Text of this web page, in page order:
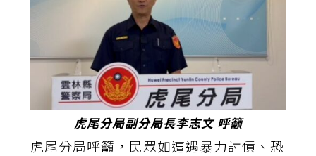
虎尾分局副分局長李志文 呼籲
虎尾分局呼籲，民眾如遭遇暴力討債、恐